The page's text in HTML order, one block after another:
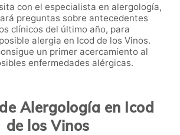
con el especialista en alergología,
preguntas sobre antecedentes
clínicos del último año, para
alergia en Icod de los Vinos.
un primer acercamiento al
enfermedades alérgicas.
Alergología en Icod
de los Vinos